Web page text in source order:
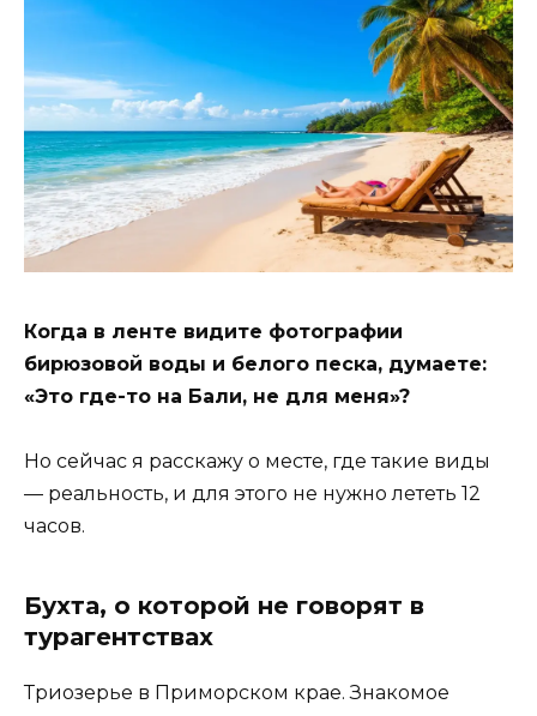
Когда в ленте видите фотографии
бирюзовой воды и белого песка, думаете:
«Это где-то на Бали, не для меня»?
Но сейчас я расскажу о месте, где такие виды
— реальность, и для этого не нужно лететь 12
часов.
Бухта, о которой не говорят в
турагентствах
Триозерье в Приморском крае. Знакомое